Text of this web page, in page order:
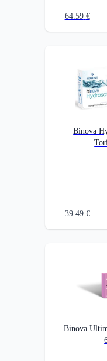
64.59 €
Binova
39.49 €
Binova